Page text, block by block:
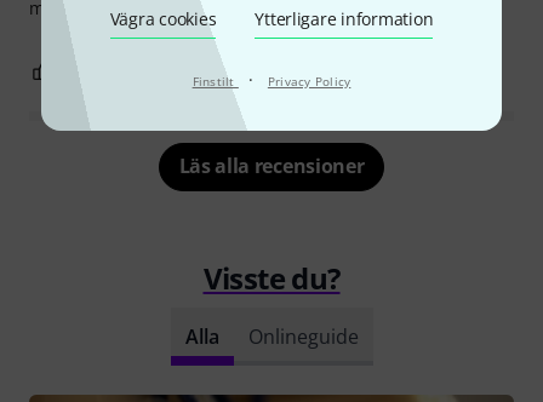
Vägra cookies Ytterligare information
Finstilt · Privacy Policy
med en något mindre diameter.
ANMÄL RECENSION
Läs alla recensioner
Visste du?
Alla Onlineguide